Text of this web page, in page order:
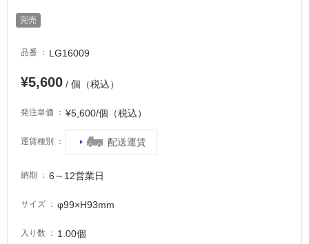
完売
品番 LG16009
¥5,600 / 個（税込）
発注単価 ¥5,600/個（税込）
運賃種別 配送運賃
納期 6～12営業日
サイズ φ99×H93mm
入り数 1.00個
意
必
て
い
屋